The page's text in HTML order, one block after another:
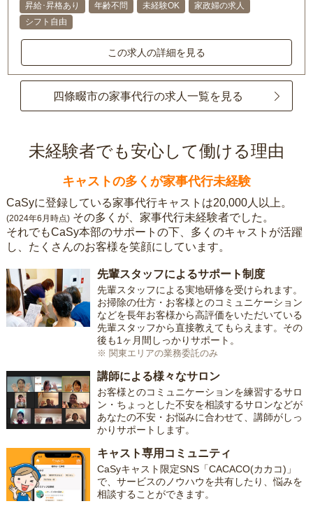
昇給･昇格あり
年齢不問 未経験OK
家政婦の求人
シフト自由
この求人の詳細を見る
四條畷市の家事代行の求人一覧を見る
未経験者でも安心して働ける理由
キャストの多くが家事代行未経験
CaSyに登録している家事代行キャストは20,000人以上。
(2024年6月時点) その多くが、家事代行未経験者でした。
それでもCaSy本部のサポートの下、多くのキャストが活躍
し、たくさんのお客様を笑顔にしています。
先輩スタッフによるサポート制度
先輩スタッフによる実地研修を受けられます。
お掃除の仕方・お客様とのコミュニケーション
などを長年お客様から高評価をいただいている
先輩スタッフから直接教えてもらえます。その
後も1ヶ月間しっかりサポート。
※ 関東エリアの業務委託のみ
講師による様々なサロン
お客様とのコミュニケーションを練習するサロ
ン・ちょっとした不安を相談するサロンなどが
あなたの不安・お悩みに合わせて、講師がしっ
かりサポートします。
キャスト専用コミュニティ
CaSyキャスト限定SNS「CACACO(カカコ)」
で、サービスのノウハウを共有したり、悩みを
相談することができます。